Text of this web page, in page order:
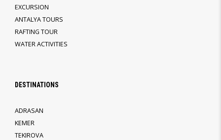
EXCURSION
ANTALYA TOURS
RAFTING TOUR
WATER ACTIVITIES
DESTINATIONS
ADRASAN
KEMER
TEKIROVA